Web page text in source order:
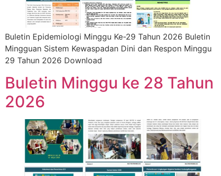
Buletin Epidemiologi Minggu Ke-29 Tahun 2026 Buletin
Mingguan Sistem Kewaspadan Dini dan Respon Minggu
29 Tahun 2026 Download
Buletin Minggu ke 28 Tahun
2026